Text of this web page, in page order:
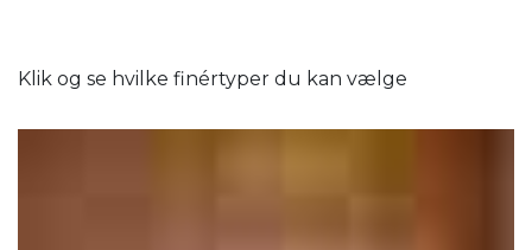
Klik og se hvilke finértyper du kan vælge